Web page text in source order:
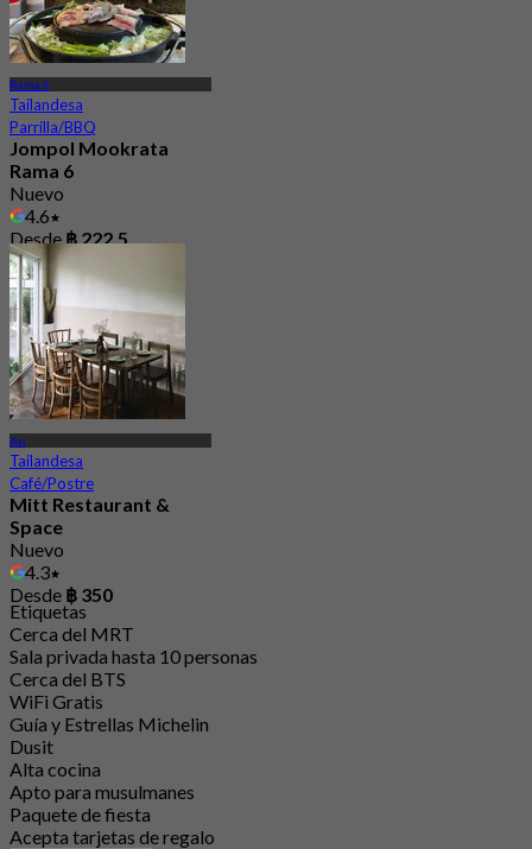
Rama 6
Tailandesa
Parrilla/BBQ
Jompol Mookrata
Rama 6
Nuevo
4.6
Desde ฿ 222.5
Ari
Tailandesa
Café/Postre
Mitt Restaurant &
Space
Nuevo
4.3
Desde ฿ 350
Etiquetas
Cerca del MRT
Sala privada hasta 10 personas
Cerca del BTS
WiFi Gratis
Guía y Estrellas Michelin
Dusit
Alta cocina
Apto para musulmanes
Paquete de fiesta
Acepta tarjetas de regalo